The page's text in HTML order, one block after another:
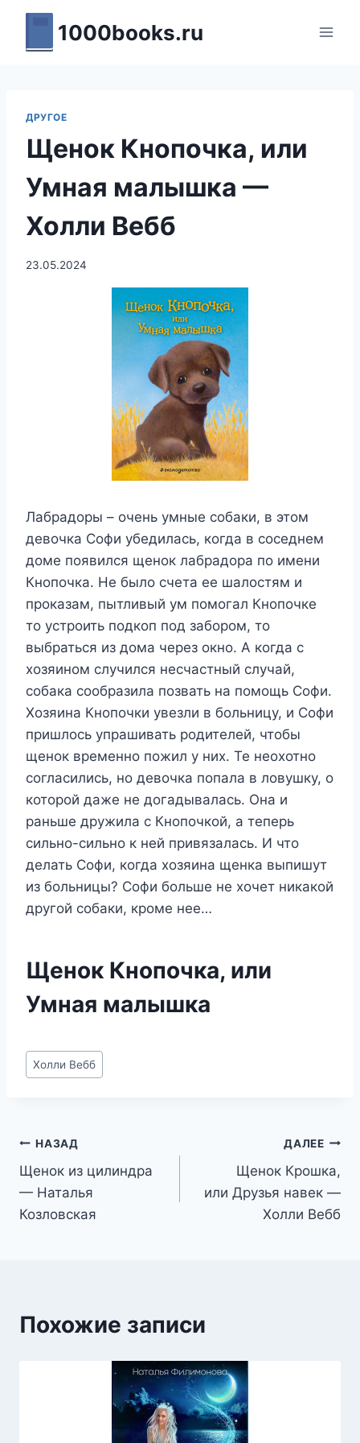
Перейти
содержимому
1000books.ru
ДРУГОЕ
Щенок Кнопочка, или
Умная малышка —
Холли Вебб
23.05.2024
Лабрадоры – очень умные собаки, в этом
девочка Софи убедилась, когда в соседнем
доме появился щенок лабрадора по имени
Кнопочка. Не было счета ее шалостям и
проказам, пытливый ум помогал Кнопочке
то устроить подкоп под забором, то
выбраться из дома через окно. А когда с
хозяином случился несчастный случай,
собака сообразила позвать на помощь Софи.
Хозяина Кнопочки увезли в больницу, и Софи
пришлось упрашивать родителей, чтобы
щенок временно пожил у них. Те неохотно
согласились, но девочка попала в ловушку, о
которой даже не догадывалась. Она и
раньше дружила с Кнопочкой, а теперь
сильно-сильно к ней привязалась. И что
делать Софи, когда хозяина щенка выпишут
из больницы? Софи больше не хочет никакой
другой собаки, кроме нее…
Щенок Кнопочка, или
Умная малышка
Метки
записи:
Холли Вебб
Навигация
по
записям
НАЗАД
Щенок из цилиндра
— Наталья
Козловская
ДАЛЕЕ
Щенок Крошка,
или Друзья навек —
Холли Вебб
Похожие записи